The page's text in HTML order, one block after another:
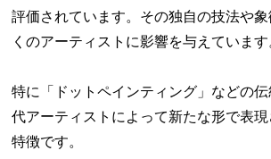
評価されています。その独自の技法や
くのアーティストに影響を与えています
特に「ドットペインティング」などの
代アーティストによって新たな形で表
特徴です。